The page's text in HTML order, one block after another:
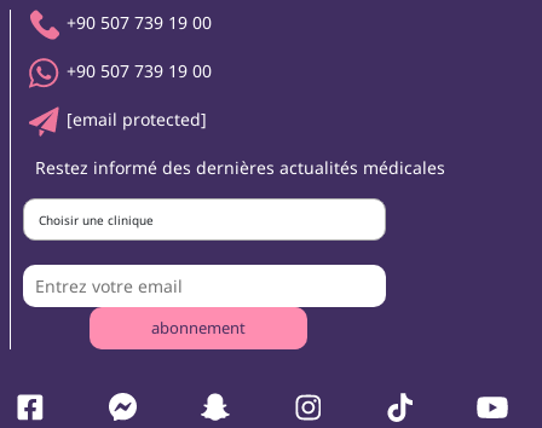
+90 507 739 19 00
+90 507 739 19 00
[email protected]
Restez informé des dernières actualités médicales
Choisir une clinique
abonnement